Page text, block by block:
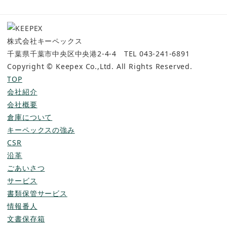
株式会社キーペックス
千葉県千葉市中央区中央港2-4-4 TEL 043-241-6891
Copyright © Keepex Co.,Ltd. All Rights Reserved.
TOP
会社紹介
会社概要
倉庫について
キーペックスの強み
CSR
沿革
ごあいさつ
サービス
書類保管サービス
情報番人
文書保存箱